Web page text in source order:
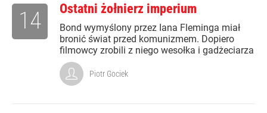
Ostatni żołnierz imperium
Bond wymyślony przez Iana Fleminga miał
bronić świat przed komunizmem. Dopiero
filmowcy zrobili z niego wesołka i gadżeciarza
14
Piotr Gociek